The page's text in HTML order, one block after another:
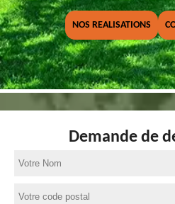
NOS REALISATIONS
Demande de